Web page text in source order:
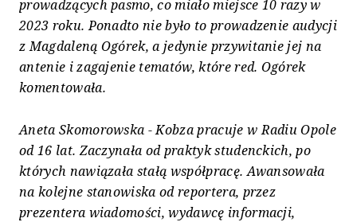
prowadzących pasmo, co miało miejsce 10 razy w
2023 roku. Ponadto nie było to prowadzenie audycji
z Magdaleną Ogórek, a jedynie przywitanie jej na
antenie i zagajenie tematów, które red. Ogórek
komentowała.
Aneta Skomorowska - Kobza pracuje w Radiu Opole
od 16 lat. Zaczynała od praktyk studenckich, po
których nawiązała stałą współpracę. Awansowała
na kolejne stanowiska od reportera, przez
prezentera wiadomości, wydawcę informacji,